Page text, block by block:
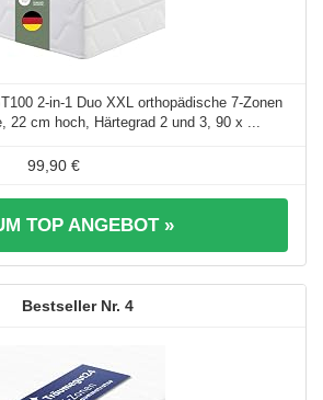
2-in-1 Duo XXL orthopädische 7-Zonen
22 cm hoch, Härtegrad 2 und 3, 90 x ...
99,90 €
TOP ANGEBOT »
4